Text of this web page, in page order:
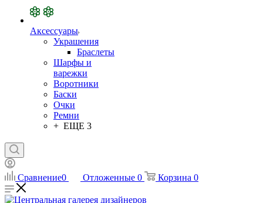
Аксессуары
Украшения
Браслеты
Шарфы и
варежки
Воротники
Баски
Очки
Ремни
+ ЕЩЕ 3
Сравнение0 Отложенные 0 Корзина 0